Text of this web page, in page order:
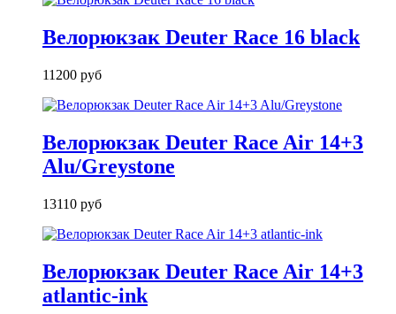
Велорюкзак Deuter Race 16 black
11200 руб
Велорюкзак Deuter Race Air 14+3
Alu/Greystone
13110 руб
Велорюкзак Deuter Race Air 14+3
atlantic-ink